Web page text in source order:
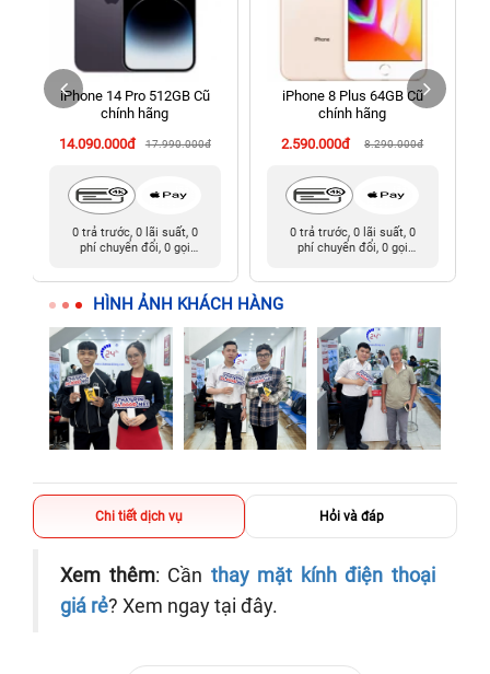
70 Nguyễn An Ninh, Dĩ An, Hồ Chí Minh (Bình Dương Cũ)
24h Vũng Tàu: 162A Ba Cu, Vũng Tàu, Hồ Chí Minh (TP. Vũng
Tàu cũ)
198 Hoàng Văn Thụ, Tân Sơn Nhất, Hồ Chí Minh (Tân Bình
iPhone 14 Pro 512GB Cũ
chính hãng
14.090.000đ
17.990.000đ
0 trả trước, 0 lãi suất, 0
phí chuyển đổi, 0 gọi
iPhone 8 Plus 64GB Cũ
chính hãng
2.590.000đ
8.290.000đ
0 trả trước, 0 lãi suất, 0
phí chuyển đổi, 0 gọi
HÌNH ẢNH KHÁCH HÀNG
Chi tiết dịch vụ Hỏi và đáp
Xem thêm: Cần thay mặt kính điện thoại
giá rẻ? Xem ngay tại đây.